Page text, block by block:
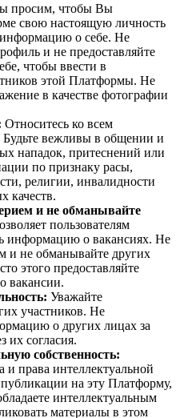
просим, чтобы Вы
свою настоящую личность
о себе. Не
и не предоставляйте
чтобы ввести в
этой Платформы. Не
в качестве фотографии
Относитесь ко всем
вежливы в общении и
нападок, притеснений или
по признаку расы,
религии, инвалидности
качеств.
и не обманывайте
пользователям
информацию о вакансиях. Не
и не обманывайте других
этого предоставляйте
вакансии.
: Уважайте
участников. Не
о других лицах за
их согласия.
собственность:
и права интеллектуальной
на эту Платформу,
интеллектуальным
материалы в этом